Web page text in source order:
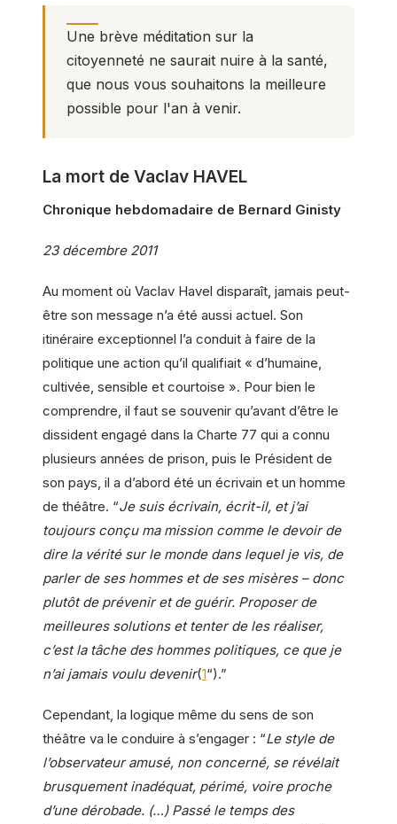
Une brève méditation sur la
citoyenneté ne saurait nuire à la santé,
que nous vous souhaitons la meilleure
possible pour l'an à venir.
La mort de Vaclav HAVEL
Chronique hebdomadaire de Bernard Ginisty
23 décembre 2011
Au moment où Vaclav Havel disparaît, jamais peut-
être son message n’a été aussi actuel. Son
itinéraire exceptionnel l’a conduit à faire de la
politique une action qu’il qualifiait « d’humaine,
cultivée, sensible et courtoise ». Pour bien le
comprendre, il faut se souvenir qu’avant d’être le
dissident engagé dans la Charte 77 qui a connu
plusieurs années de prison, puis le Président de
son pays, il a d’abord été un écrivain et un homme
de théâtre. “Je suis écrivain, écrit-il, et j’ai
toujours conçu ma mission comme le devoir de
dire la vérité sur le monde dans lequel je vis, de
parler de ses hommes et de ses misères – donc
plutôt de prévenir et de guérir. Proposer de
meilleures solutions et tenter de les réaliser,
c’est la tâche des hommes politiques, ce que je
n’ai jamais voulu devenir(1“).”
Cependant, la logique même du sens de son
théâtre va le conduire à s’engager : “Le style de
l’observateur amusé, non concerné, se révélait
brusquement inadéquat, périmé, voire proche
d’une dérobade. (…) Passé le temps des